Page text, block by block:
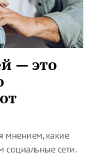
— это
мнением, какие
социальные сети.